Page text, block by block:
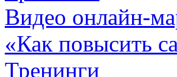
Видео онлайн-
«Как повысить
Тренинги